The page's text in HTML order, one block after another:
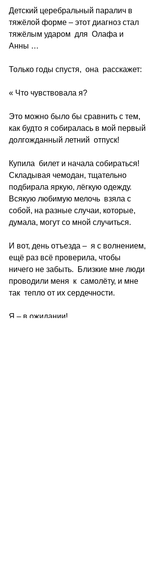
Детский церебральный паралич в
тяжёлой форме – этот диагноз стал
тяжёлым ударом  для  Олафа и
Анны …
Только годы спустя,  она  расскажет:
« Что чувствовала я?
Это можно было бы сравнить с тем,
как будто я собиралась в мой первый
долгожданный летний  отпуск!
Купила  билет и начала собираться!
Складывая чемодан, тщательно
подбирала яркую, лёгкую одежду.
Всякую любимую мелочь  взяла с
собой, на разные случаи, которые,
думала, могут со мной случиться.
И вот, день отъезда –  я с волнением,
ещё раз всё проверила, чтобы
ничего не забыть.  Близкие мне люди
проводили меня  к  самолёту, и мне
так  тепло от их сердечности.
Я – в ожидании!